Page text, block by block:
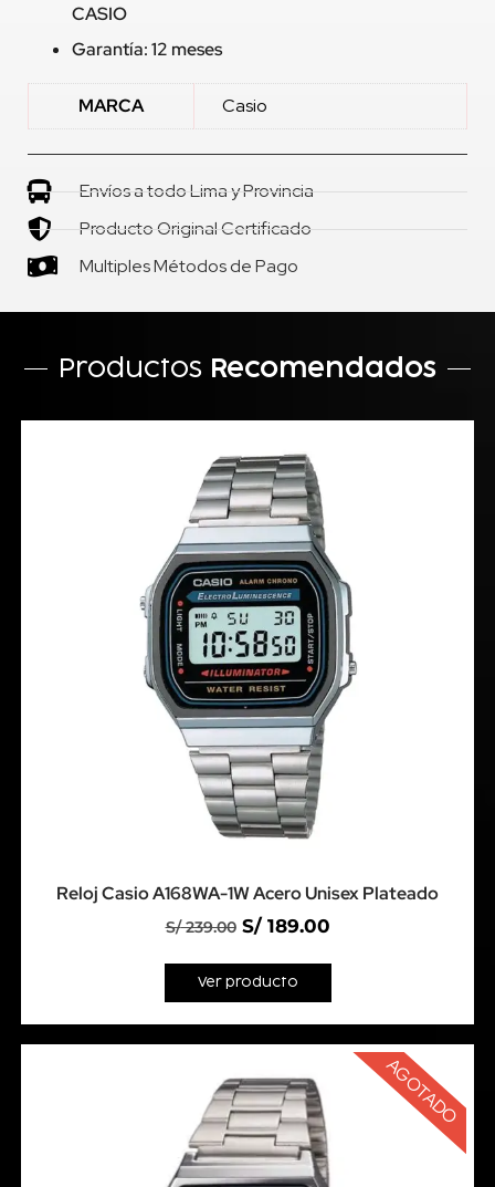
CASIO
Garantía: 12 meses
MARCA Casio
Envíos a todo Lima y Provincia
Producto Original Certificado
Multiples Métodos de Pago
Productos Recomendados
Reloj Casio A168WA-1W Acero Unisex Plateado
S/239.00 S/189.00
Ver producto
AGOTADO